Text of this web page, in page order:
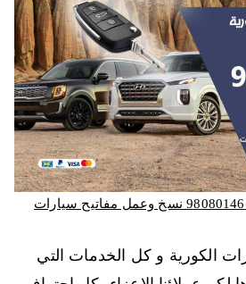
مفاتيح السيارات الكورية 98080146‬ نسخ وعمل مفاتيح سيارات
الكورية و كل الخدمات التي